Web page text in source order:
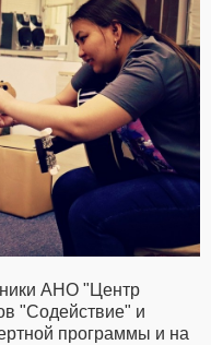
АНО "Центр
"Содействие" и
программы и на